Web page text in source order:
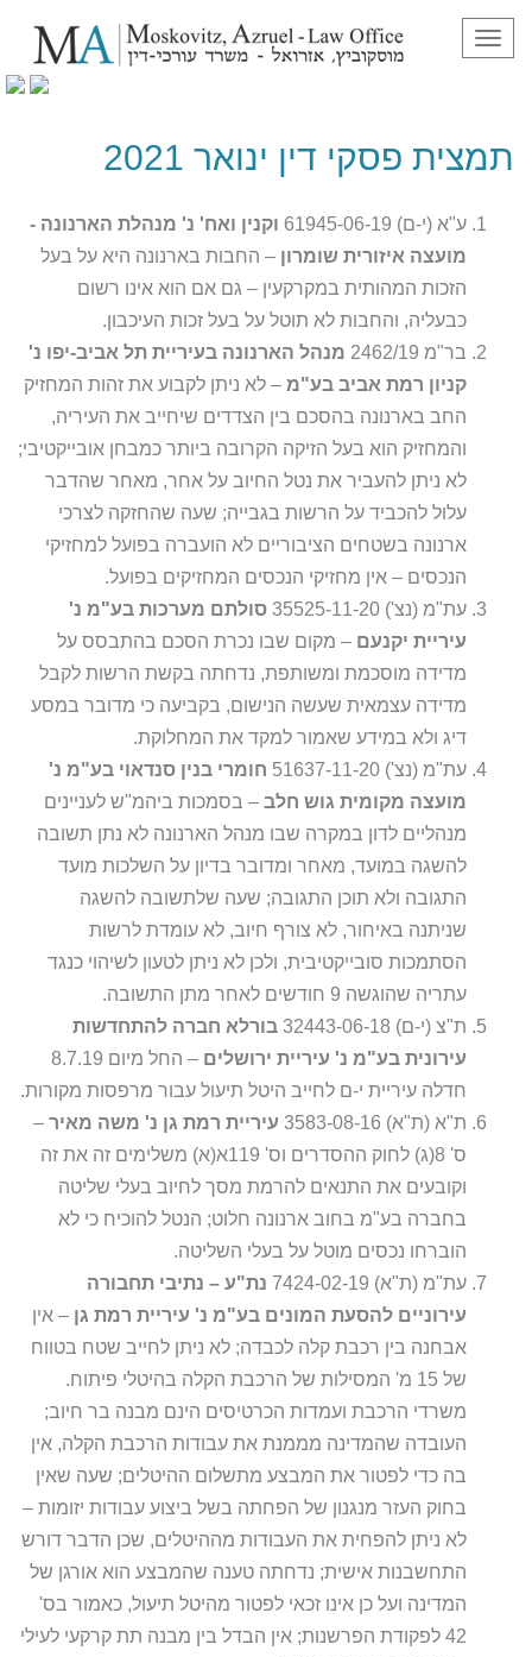
תפריט
תמצית פסקי דין ינואר 2021
תמצית פסקי דין ינואר 2021
ע"א (י-ם) 61945-06-19
וקנין ואח' נ' מנהלת הארנונה -
מועצה איזורית שומרון – החבות בארנונה היא על בעל
הזכות המהותית במקרקעין – גם אם הוא אינו רשום
כבעליה, והחבות לא תוטל על בעל זכות העיכבון.
בר"מ 2462/19
מנהל הארנונה בעיריית תל אביב-יפו נ'
קניון רמת אביב בע"מ – לא ניתן לקבוע את זהות המחזיק
החב בארנונה בהסכם בין הצדדים שיחייב את העיריה,
והמחזיק הוא בעל הזיקה הקרובה ביותר כמבחן אובייקטיבי;
לא ניתן להעביר את נטל החיוב על אחר, מאחר שהדבר
עלול להכביד על הרשות בגבייה; שעה שהחזקה לצרכי
ארנונה בשטחים הציבוריים לא הועברה בפועל למחזיקי
הנכסים – אין מחזיקי הנכסים המחזיקים בפועל.
עת"מ (נצ') 35525-11-20
סולתם מערכות בע"מ נ'
עיריית יקנעם – מקום שבו נכרת הסכם בהתבסס על
מדידה מוסכמת ומשותפת, נדחתה בקשת הרשות לקבל
מדידה עצמאית שעשה הנישום, בקביעה כי מדובר במסע
דיג ולא במידע שאמור למקד את המחלוקת.
עת"מ (נצ') 51637-11-20‏
חומרי בנין סנדאוי בע"מ נ'
מועצה מקומית גוש חלב – בסמכות ביהמ"ש לעניינים
מנהליים לדון במקרה שבו מנהל הארנונה לא נתן תשובה
להשגה במועד, מאחר ומדובר בדיון על השלכות מועד
התגובה ולא תוכן התגובה; שעה שלתשובה להשגה
שניתנה באיחור, לא צורף חיוב, לא עומדת לרשות
הסתמכות סובייקטיבית, ולכן לא ניתן לטעון לשיהוי כנגד
עתריה שהוגשה 9 חודשים לאחר מתן התשובה.
ת"צ (י-ם) 32443-06-18
בורלא חברה להתחדשות
עירונית בע"מ נ' עיריית ירושלים
– החל מיום 8.7.19
חדלה עיריית י-ם לחייב היטל תיעול עבור מרפסות מקורות.
ת"א (ת"א) 3583-08-16
עיריית רמת גן נ' משה מאיר –
ס' 8(ג) לחוק ההסדרים וס' 119א(א) משלימים זה את זה
וקובעים את התנאים להרמת מסך לחיוב בעלי שליטה
בחברה בע"מ בחוב ארנונה חלוט; הנטל להוכיח כי לא
הוברחו נכסים מוטל על בעלי השליטה.
עת"מ (ת"א) 7424-02-19
נת"ע – נתיבי תחבורה
עירוניים להסעת המונים בע"מ נ' עיריית רמת גן – אין
אבחנה בין רכבת קלה לכבדה; לא ניתן לחייב שטח בטווח
של 15 מ' המסילות של הרכבת הקלה בהיטלי פיתוח.
משרדי הרכבת ועמדות הכרטיסים הינם מבנה בר חיוב;
העובדה שהמדינה מממנת את עבודות הרכבת הקלה, אין
בה כדי לפטור את המבצע מתשלום ההיטלים; שעה שאין
בחוק העזר מנגנון של הפחתה בשל ביצוע עבודות יזומות –
לא ניתן להפחית את העבודות מההיטלים, שכן הדבר דורש
התחשבנות אישית; נדחתה טענה שהמבצע הוא אורגן של
המדינה ועל כן אינו זכאי לפטור מהיטל תיעול, כאמור בס'
42 לפקודת הפרשנות; אין הבדל בין מבנה תת קרקעי לעילי